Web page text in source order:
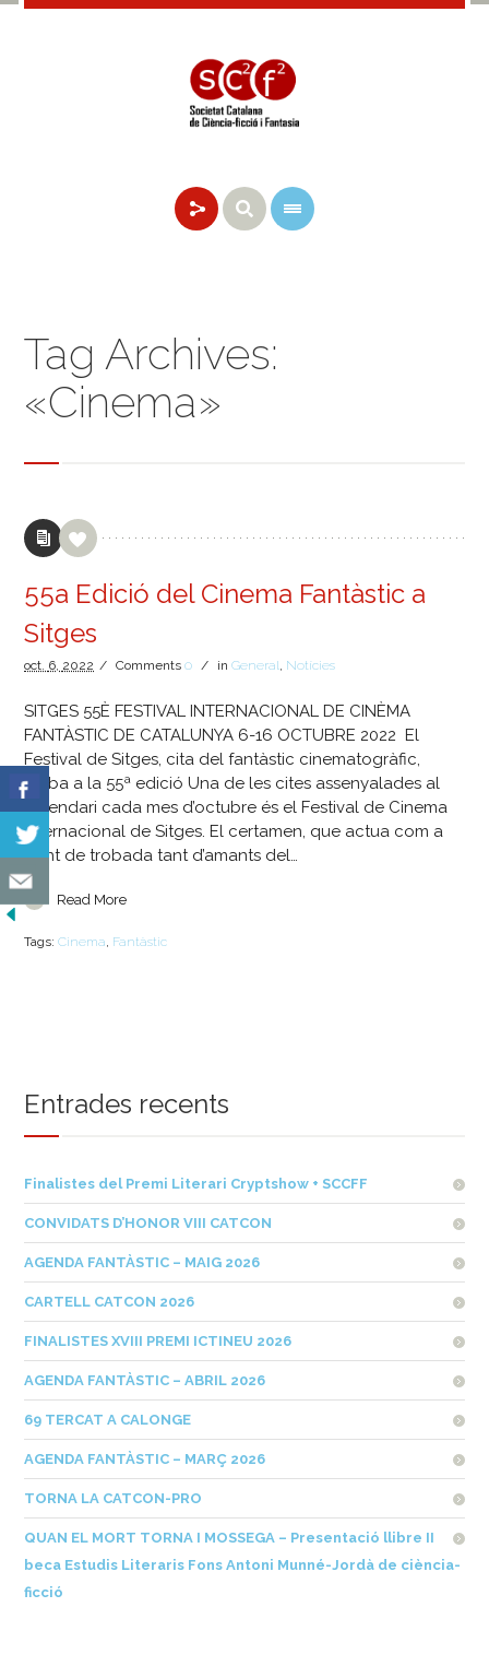
Tag Archives:
«Cinema»
55a Edició del Cinema Fantàstic a
Sitges
oct. 6, 2022 / Comments0 / inGeneral, Notícies
SITGES 55È FESTIVAL INTERNACIONAL DE CINÈMA
FANTÀSTIC DE CATALUNYA 6-16 OCTUBRE 2022 El
Festival de Sitges, cita del fantàstic cinematogràfic,
arriba a la 55ª edició Una de les cites assenyalades al
calendari cada mes d’octubre és el Festival de Cinema
Internacional de Sitges. El certamen, que actua com a
punt de trobada tant d’amants del…
Read More
Tags:Cinema, Fantàstic
Entrades recents
Finalistes del Premi Literari Cryptshow + SCCFF
CONVIDATS D’HONOR VIII CATCON
AGENDA FANTÀSTIC – MAIG 2026
CARTELL CATCON 2026
FINALISTES XVIII PREMI ICTINEU 2026
AGENDA FANTÀSTIC – ABRIL 2026
69 TERCAT A CALONGE
AGENDA FANTÀSTIC – MARÇ 2026
TORNA LA CATCON-PRO
QUAN EL MORT TORNA I MOSSEGA – Presentació llibre II
beca Estudis Literaris Fons Antoni Munné-Jordà de ciència-
ficció